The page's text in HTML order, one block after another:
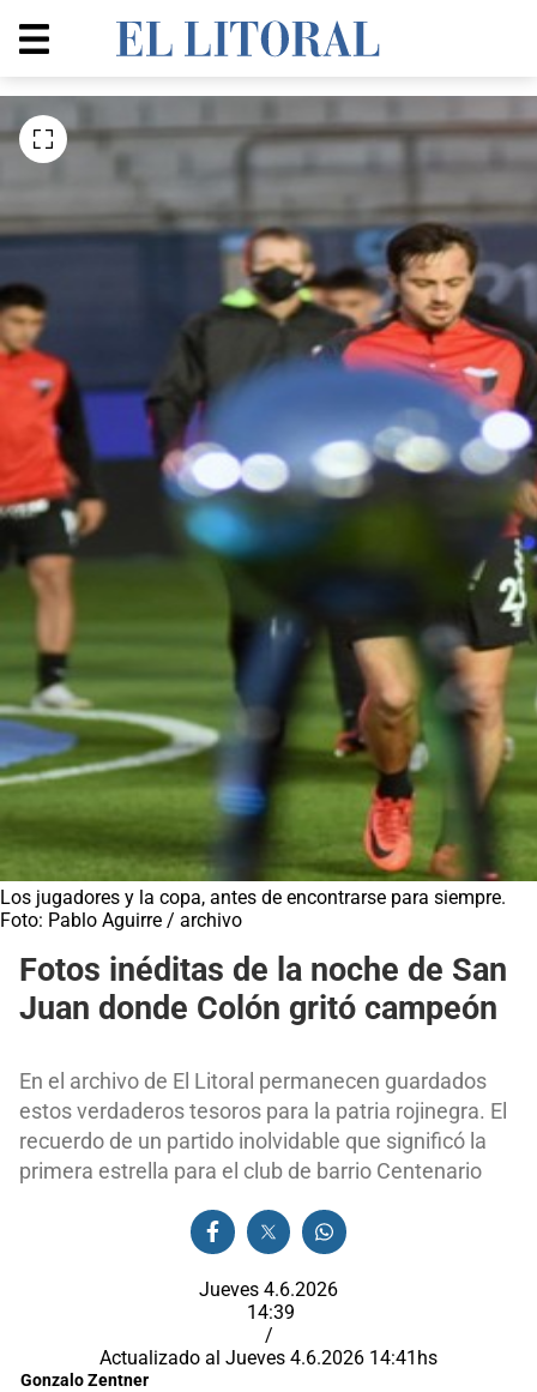
Los jugadores y la copa, antes de encontrarse para siempre.
Foto: Pablo Aguirre / archivo
Fotos inéditas de la noche de San
Juan donde Colón gritó campeón
En el archivo de El Litoral permanecen guardados
estos verdaderos tesoros para la patria rojinegra. El
recuerdo de un partido inolvidable que significó la
primera estrella para el club de barrio Centenario
Jueves 4.6.2026
14:39
/
Actualizado al Jueves 4.6.2026 14:41 hs
Gonzalo Zentner